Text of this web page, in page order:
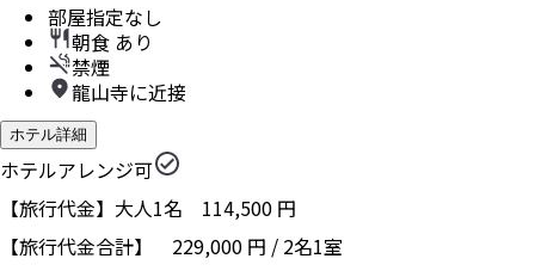
部屋指定なし
朝食 あり
禁煙
龍山寺に近接
ホテル詳細
ホテルアレンジ可
【旅行代金】大人1名 114,500 円
【旅行代金合計】 229,000 円 / 2名1室